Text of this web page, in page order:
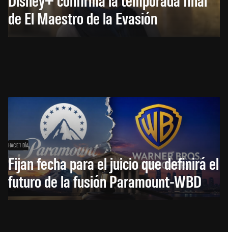
de El Maestro de la Evasión
HACE 1 DÍA
Fijan fecha para el juicio que definirá el
futuro de la fusión Paramount-WBD